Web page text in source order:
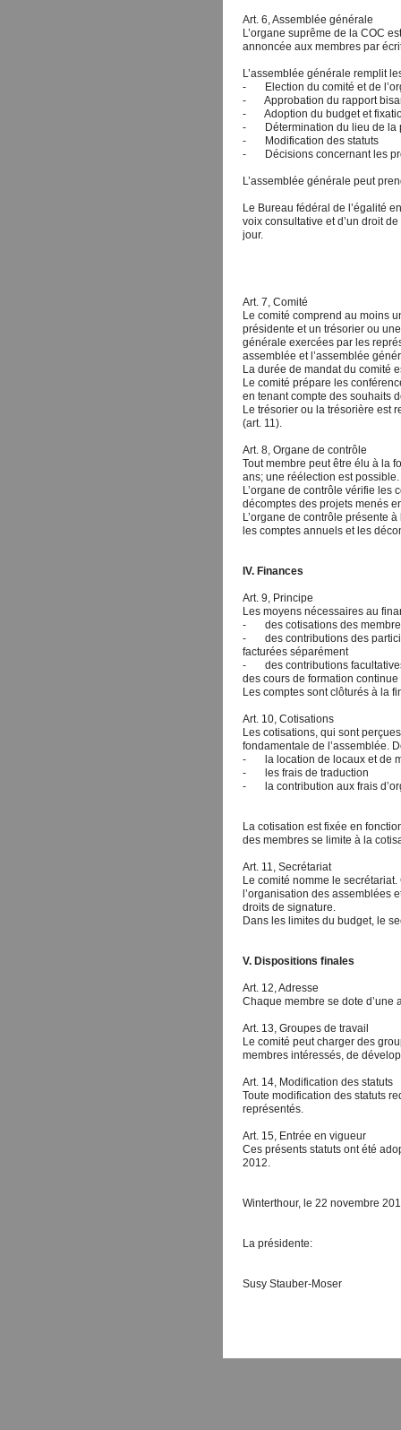
Art. 6, Assemblée générale
L’organe suprême de la COC
annoncée aux membres par
L’assemblée générale remplit
- Election du comité et de
- Approbation du rapport
- Adoption du budget et
- Détermination du lieu de la
- Modification des statuts
- Décisions concernant les
L’assemblée générale peut
Le Bureau fédéral de l’égalité
voix consultative et d’un droit
jour.
Art. 7, Comité
Le comité comprend au moins
présidente et un trésorier ou
générale exercées par les
assemblée et l’assemblée
La durée de mandat du comité
Le comité prépare les
en tenant compte des souhaits
Le trésorier ou la trésorière est
(art. 11).
Art. 8, Organe de contrôle
Tout membre peut être élu à la
ans; une réélection est possible.
L’organe de contrôle vérifie les
décomptes des projets menés
L’organe de contrôle présente
les comptes annuels et les
IV. Finances
Art. 9, Principe
Les moyens nécessaires au
- des cotisations des
- des contributions des
facturées séparément
- des contributions facultatives
des cours de formation continue
Les comptes sont clôturés à la
Art. 10, Cotisations
Les cotisations, qui sont
fondamentale de l’assemblée.
- la location de locaux et de
- les frais de traduction
- la contribution aux frais
La cotisation est fixée en
des membres se limite à la
Art. 11, Secrétariat
Le comité nomme le
l’organisation des assemblées
droits de signature.
Dans les limites du budget, le
V. Dispositions finales
Art. 12, Adresse
Chaque membre se dote d’une
Art. 13, Groupes de travail
Le comité peut charger des
membres intéressés, de
Art. 14, Modification des statuts
Toute modification des statuts
représentés.
Art. 15, Entrée en vigueur
Ces présents statuts ont été
2012.
Winterthour, le 22 novembre
La présidente:
Susy Stauber-